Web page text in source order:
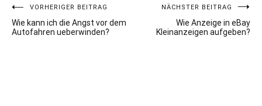
Beitragsnavigation
VORHERIGER BEITRAG
Wie kann ich die Angst vor dem
Autofahren ueberwinden?
NÄCHSTER BEITRAG
Wie Anzeige in eBay
Kleinanzeigen aufgeben?